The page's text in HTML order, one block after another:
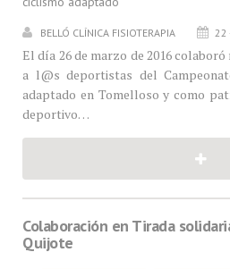
BELLÓ CLÍNICA FISIOTERAPIA 22
El día 26 de marzo de 2016
a l@s deportistas del
adaptado en Tomelloso y como
deportivo…
Colaboración en Tirada
Quijote